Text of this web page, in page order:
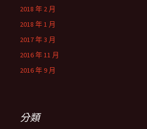
2018 年 2 月
2018 年 1 月
2017 年 3 月
2016 年 11 月
2016 年 9 月
分類